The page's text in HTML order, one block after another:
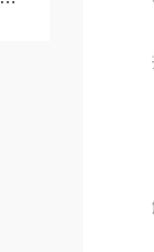
抗
触